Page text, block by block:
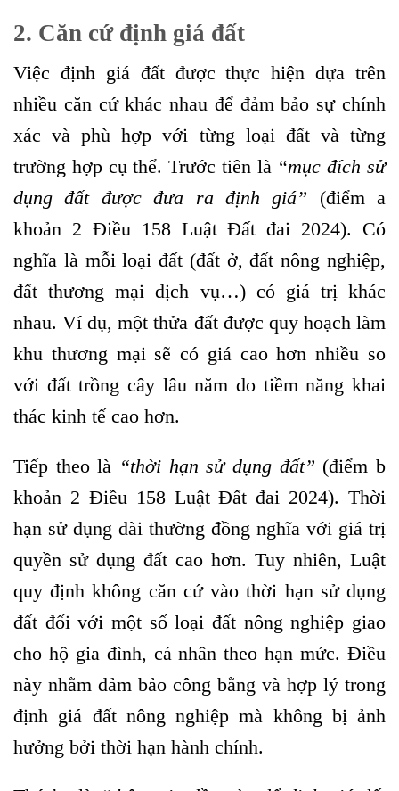
2. Căn cứ định giá đất
Việc định giá đất được thực hiện dựa trên
nhiều căn cứ khác nhau để đảm bảo sự chính
xác và phù hợp với từng loại đất và từng
trường hợp cụ thể. Trước tiên là “mục đích sử
dụng đất được đưa ra định giá” (điểm a
khoản 2 Điều 158 Luật Đất đai 2024). Có
nghĩa là mỗi loại đất (đất ở, đất nông nghiệp,
đất thương mại dịch vụ…) có giá trị khác
nhau. Ví dụ, một thửa đất được quy hoạch làm
khu thương mại sẽ có giá cao hơn nhiều so
với đất trồng cây lâu năm do tiềm năng khai
thác kinh tế cao hơn.
Tiếp theo là “thời hạn sử dụng đất” (điểm b
khoản 2 Điều 158 Luật Đất đai 2024). Thời
hạn sử dụng dài thường đồng nghĩa với giá trị
quyền sử dụng đất cao hơn. Tuy nhiên, Luật
quy định không căn cứ vào thời hạn sử dụng
đất đối với một số loại đất nông nghiệp giao
cho hộ gia đình, cá nhân theo hạn mức. Điều
này nhằm đảm bảo công bằng và hợp lý trong
định giá đất nông nghiệp mà không bị ảnh
hưởng bởi thời hạn hành chính.